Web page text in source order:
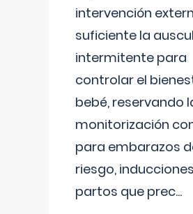
intervención
suficiente la
intermitente para
controlar el
bebé, reservando
monitorización
para embarazos
riesgo,
partos que prec...